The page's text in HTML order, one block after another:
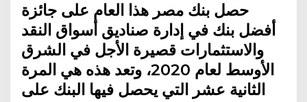
حصل بنك مصر هذا العام على جائزة
أفضل بنك في إدارة صناديق أسواق النقد
والاستثمارات قصيرة الأجل في الشرق
الأوسط لعام 2020، وتعد هذه هي المرة
الثانية عشر التي يحصل فيها البنك على